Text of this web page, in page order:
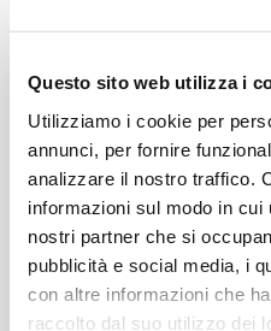
Questo sito web utilizza i
Utilizziamo i cookie per
annunci, per fornire
analizzare il nostro traffico.
informazioni sul modo in
nostri partner che si
pubblicità e social media, i
con altre informazioni che
raccolto dal suo utilizzo dei
Temi
Comunicazione e media,
intergenerazionale
Regioni
Berna & Soletta, Svizzera